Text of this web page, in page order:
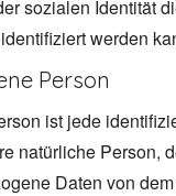
sozialen Identität
werden
Person
ist jede
natürliche Person,
Daten von